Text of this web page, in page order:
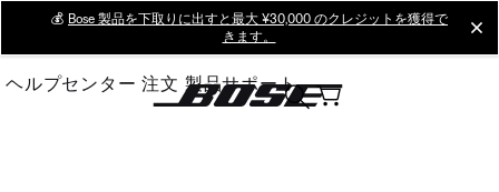
Main
💰 Bose 製品を下取りに出すと最大 ¥30,000 のクレジットを獲得で
きます。
ヘルプセンター 注文 製品サポート